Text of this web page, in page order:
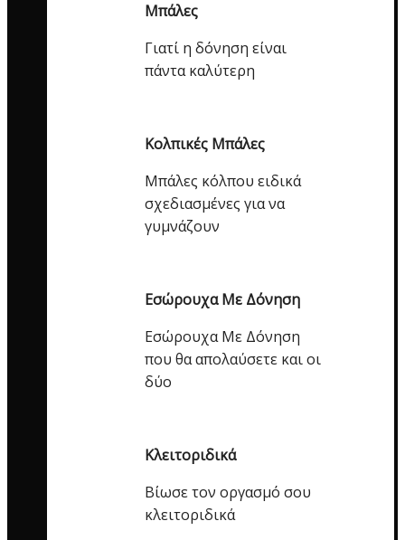
Μπάλες
Γιατί η δόνηση είναι
πάντα καλύτερη
Κολπικές Μπάλες
Μπάλες κόλπου ειδικά
σχεδιασμένες για να
γυμνάζουν
Εσώρουχα Με Δόνηση
Εσώρουχα Με Δόνηση
που θα απολαύσετε και οι
δύο
Κλειτοριδικά
Βίωσε τον οργασμό σου
κλειτοριδικά